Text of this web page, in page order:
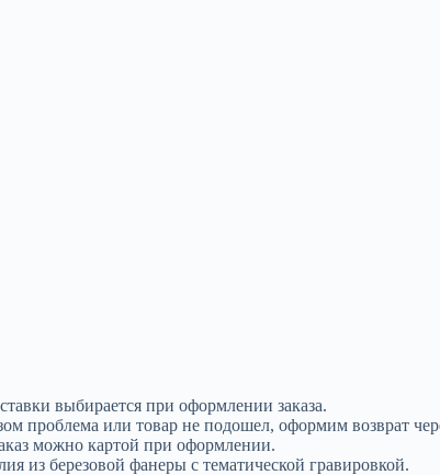
выбирается при оформлении заказа.
проблема или товар не подошел, оформим возврат
можно картой при оформлении.
из березовой фанеры с тематической гравировкой.